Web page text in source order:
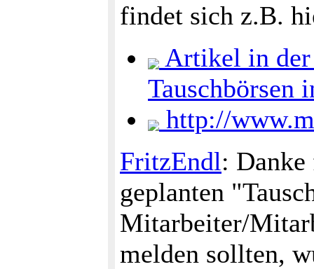
findet sich z.B.
Artikel in
Tauschbörsen
http://
FritzEndl:
geplanten
Mitarbeiter/
melden sollten,